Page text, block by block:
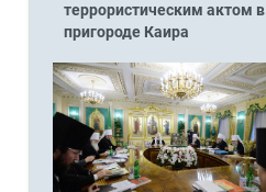
террористическим актом в
пригороде Каира